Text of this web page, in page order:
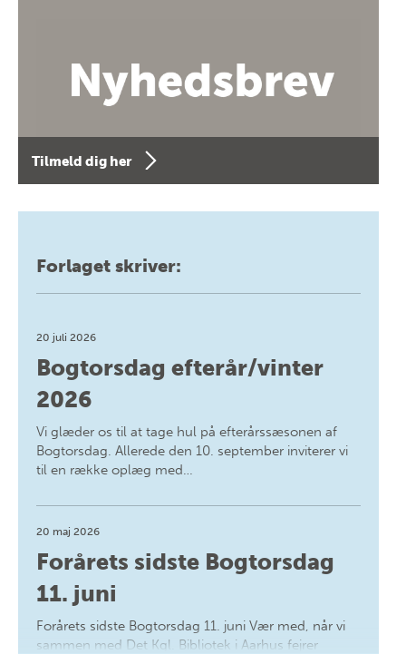
Tilmeld dig her
Forlaget skriver:
20 juli 2026
Bogtorsdag efterår/vinter
2026
Vi glæder os til at tage hul på efterårssæsonen af
Bogtorsdag. Allerede den 10. september inviterer vi
til en række oplæg med…
20 maj 2026
Forårets sidste Bogtorsdag
11. juni
Forårets sidste Bogtorsdag 11. juni Vær med, når vi
sammen med Det Kgl. Bibliotek i Aarhus fejrer